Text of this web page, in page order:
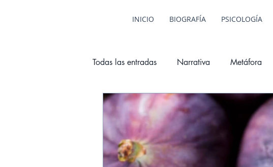
INICIO BIOGRAFÍA PSICOLOGÍA
Todas las entradas Narrativa Metáfora